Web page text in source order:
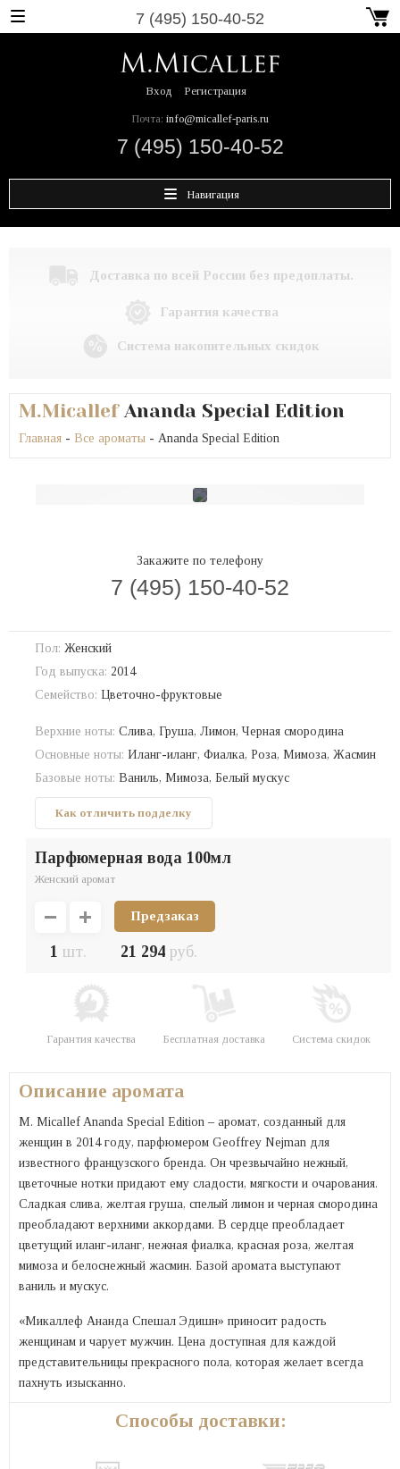
7 (495) 150-40-52
Вход Регистрация
Почта: info@micallef-paris.ru
7 (495) 150-40-52
Навигация
Доставка по всей России без предоплаты.
Гарантия качества
Система накопительных скидок
M.MicallefAnanda Special Edition
Главная - Все ароматы - Ananda Special Edition
Закажите по телефону
7 (495) 150-40-52
Как отличить подделку
Пол: Женский
Год выпуска: 2014
Семейство: Цветочно-фруктовые
Верхние ноты: Слива, Груша, Лимон, Черная смородина
Основные ноты: Иланг-иланг, Фиалка, Роза, Мимоза, Жасмин
Базовые ноты: Ваниль, Мимоза, Белый мускус
парфюмерная вода 100мл
Женский аромат
1 шт.
Предзаказ
21 294 руб.
Гарантия качества Бесплатная доставка Система скидок
Описание аромата
M. Micallef Ananda Special Edition – аромат, созданный для
женщин в 2014 году, парфюмером Geoffrey Nejman для
известного французского бренда. Он чрезвычайно нежный,
цветочные нотки придают ему сладости, мягкости и очарования.
Сладкая слива, желтая груша, спелый лимон и черная смородина
преобладают верхними аккордами. В сердце преобладает
цветущий иланг-иланг, нежная фиалка, красная роза, желтая
мимоза и белоснежный жасмин. Базой аромата выступают
ваниль и мускус.
«Микаллеф Ананда Спешал Эдишн» приносит радость
женщинам и чарует мужчин. Цена доступная для каждой
представительницы прекрасного пола, которая желает всегда
пахнуть изысканно.
Способы доставки: